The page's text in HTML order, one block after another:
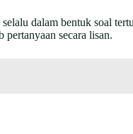
dalam bentuk soal
secara lisan.